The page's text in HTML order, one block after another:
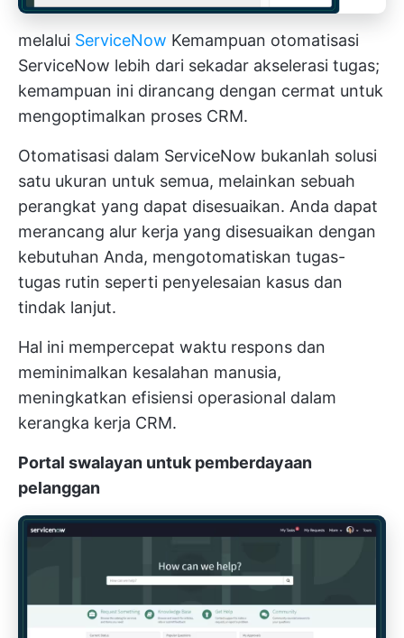
melalui ServiceNow Kemampuan otomatisasi
ServiceNow lebih dari sekadar akselerasi tugas;
kemampuan ini dirancang dengan cermat untuk
mengoptimalkan proses CRM.
Otomatisasi dalam ServiceNow bukanlah solusi
satu ukuran untuk semua, melainkan sebuah
perangkat yang dapat disesuaikan. Anda dapat
merancang alur kerja yang disesuaikan dengan
kebutuhan Anda, mengotomatiskan tugas-
tugas rutin seperti penyelesaian kasus dan
tindak lanjut.
Hal ini mempercepat waktu respons dan
meminimalkan kesalahan manusia,
meningkatkan efisiensi operasional dalam
kerangka kerja CRM.
Portal swalayan untuk pemberdayaan
pelanggan